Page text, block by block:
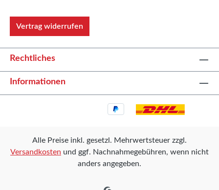
Vertrag widerrufen
Rechtliches
Informationen
Alle Preise inkl. gesetzl. Mehrwertsteuer zzgl.
Versandkosten und ggf. Nachnahmegebühren, wenn nicht
anders angegeben.